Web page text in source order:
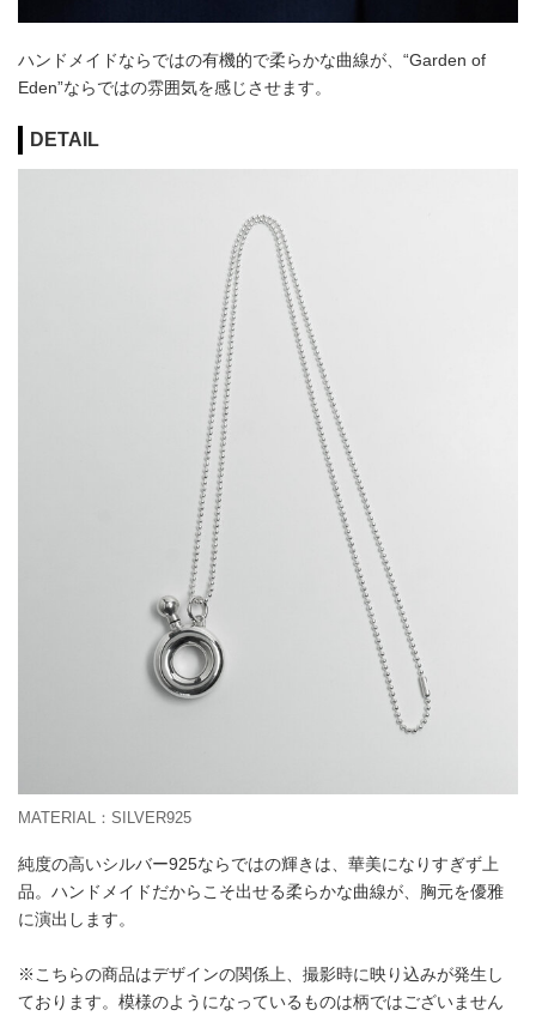
ハンドメイドならではの有機的で柔らかな曲線が、“Garden of
Eden”ならではの雰囲気を感じさせます。
DETAIL
MATERIAL：SILVER925
純度の高いシルバー925ならではの輝きは、華美になりすぎず上
品。ハンドメイドだからこそ出せる柔らかな曲線が、胸元を優雅
に演出します。
※こちらの商品はデザインの関係上、撮影時に映り込みが発生し
ております。模様のようになっているものは柄ではございません